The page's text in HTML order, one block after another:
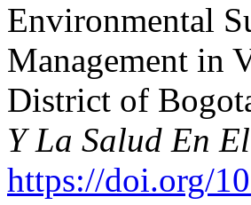
Environmental
Management in
District of
Y La Salud En
https://doi.org/